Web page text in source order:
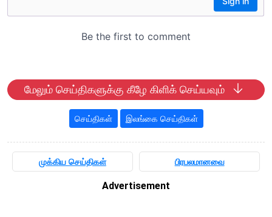
மேலும் செய்திகளுக்கு கீழே கிளிக் செய்யவும்
செய்திகள் இலங்கை செய்திகள்
முக்கிய செய்திகள் பிரபலமானவை
Advertisement